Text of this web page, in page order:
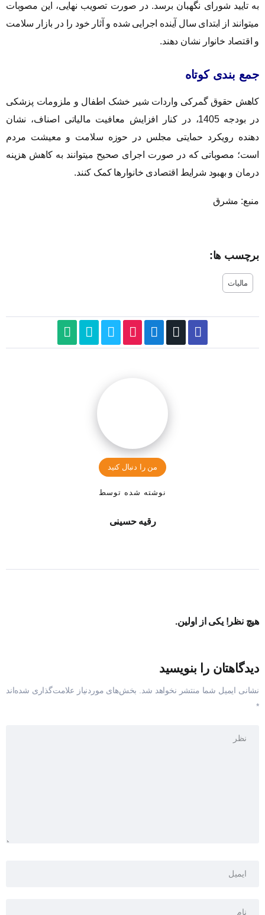
به تایید شورای نگهبان برسد. در صورت تصویب نهایی، این مصوبات
میتوانند از ابتدای سال آینده اجرایی شده و آثار خود را در بازار سلامت
و اقتصاد خانوار نشان دهند.
جمع بندی کوتاه
کاهش حقوق گمرکی واردات شیر خشک اطفال و ملزومات پزشکی
در بودجه 1405، در کنار افزایش معافیت مالیاتی اصناف، نشان
دهنده رویکرد حمایتی مجلس در حوزه سلامت و معیشت مردم
است؛ مصوباتی که در صورت اجرای صحیح میتوانند به کاهش هزینه
درمان و بهبود شرایط اقتصادی خانوارها کمک کنند.
منبع: مشرق
برچسب ها:
مالیات
من را دنبال کنید
نوشته شده توسط
رقیه حسینی
هیچ نظر! یکی از اولین.
دیدگاهتان را بنویسید
نشانی ایمیل شما منتشر نخواهد شد.
بخش‌های موردنیاز علامت‌گذاری شده‌اند
*